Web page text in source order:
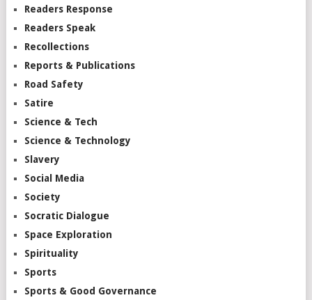
Readers Response
Readers Speak
Recollections
Reports & Publications
Road Safety
Satire
Science & Tech
Science & Technology
Slavery
Social Media
Society
Socratic Dialogue
Space Exploration
Spirituality
Sports
Sports & Good Governance